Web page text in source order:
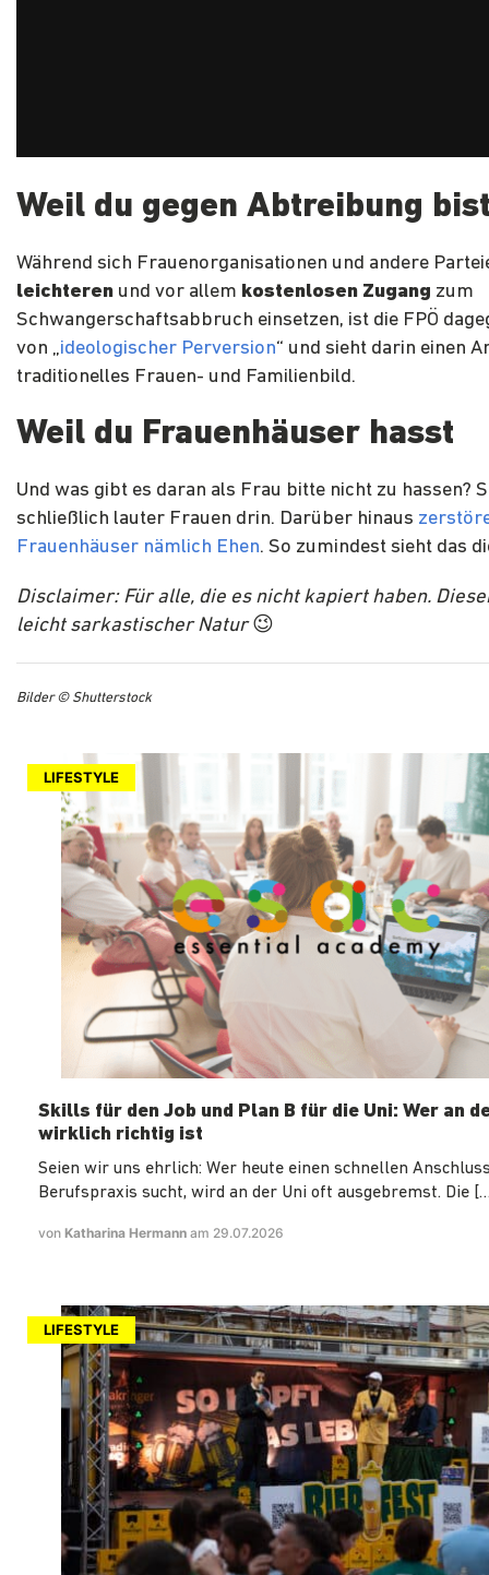
Weil du gegen Abtreibung
Während sich Frauenorganisationen und andere
leichteren und vor allem kostenlosen Zugang zum
Schwangerschaftsabbruch einsetzen, ist die FPÖ
von „ideologischer Perversion“ und sieht darin einen
traditionelles Frauen- und Familienbild.
Weil du Frauenhäuser hasst
Und was gibt es daran als Frau bitte nicht zu hassen?
schließlich lauter Frauen drin. Darüber hinaus
Frauenhäuser nämlich Ehen. So zumindest sieht das
Disclaimer: Für alle, die es nicht kapiert haben.
leicht sarkastischer Natur😉
Bilder © Shutterstock
LIFESTYLE
Skills für den Job und Plan B für die Uni: Wer an
wirklich richtig ist
Seien wir uns ehrlich: Wer heute einen schnellen
Berufspraxis sucht, wird an der Uni oft ausgebremst. Die
von Katharina Hermann am 29.07.2026
LIFESTYLE